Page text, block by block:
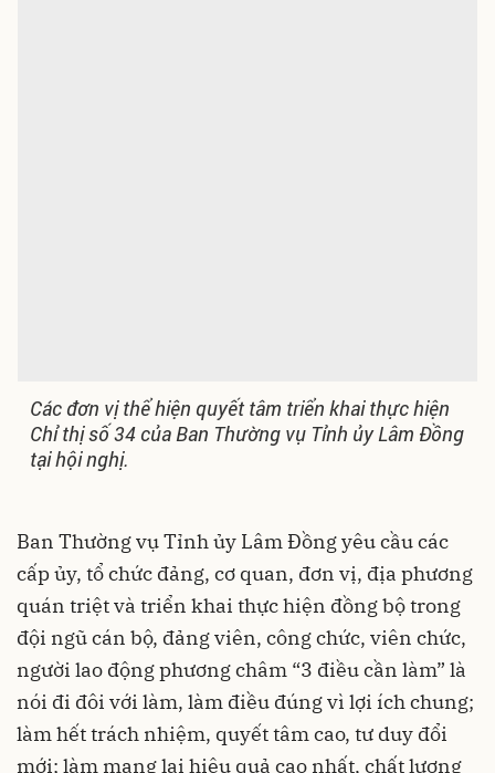
Các đơn vị thể hiện quyết tâm triển khai thực hiện
Chỉ thị số 34 của Ban Thường vụ Tỉnh ủy Lâm Đồng
tại hội nghị.
Ban Thường vụTỉnh ủy Lâm Đồngyêu cầu các
cấp ủy, tổ chức đảng, cơ quan, đơn vị, địa phương
quán triệt và triển khai thực hiện đồng bộ trong
đội ngũ cán bộ, đảng viên, công chức, viên chức,
người lao động phương châm “3 điều cần làm” là
nói đi đôi với làm, làm điều đúng vì lợi ích chung;
làm hết trách nhiệm, quyết tâm cao, tư duy đổi
mới; làm mang lại hiệu quả cao nhất, chất lượng